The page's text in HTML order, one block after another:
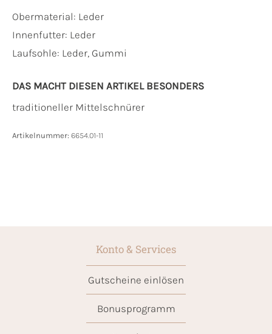
Obermaterial: Leder
Innenfutter: Leder
Laufsohle: Leder, Gummi
DAS MACHT DIESEN ARTIKEL BESONDERS
traditioneller Mittelschnürer
Artikelnummer: 6654.01-11
Konto & Services
Gutscheine einlösen
Bonusprogramm